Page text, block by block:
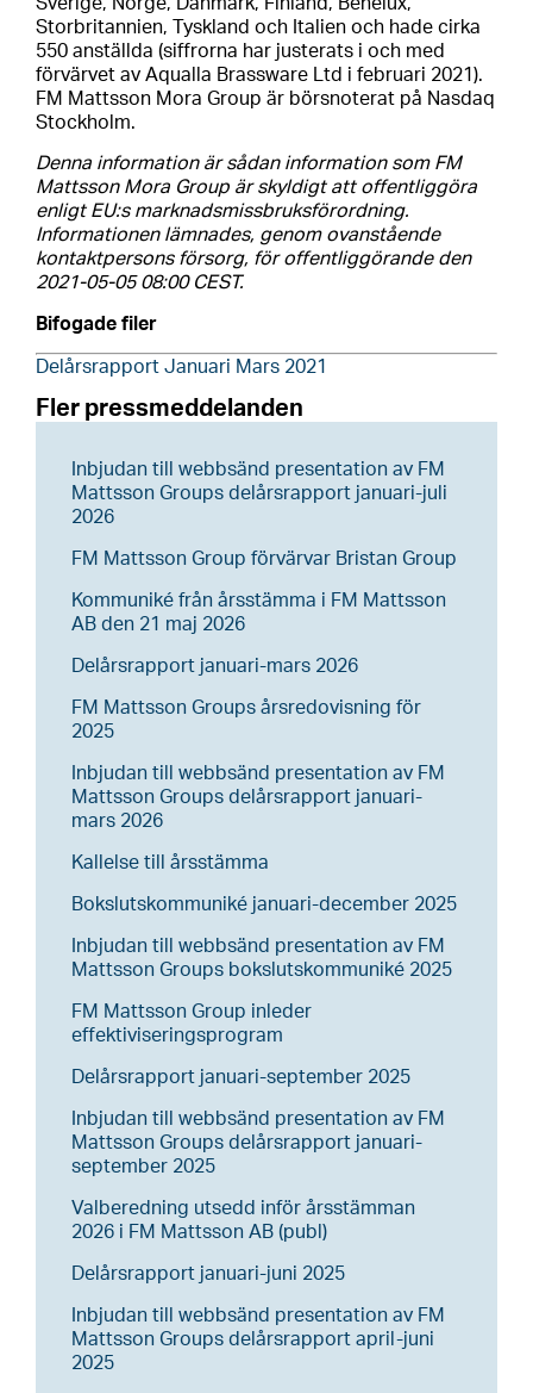
Storbritannien, Tyskland och Italien och hade cirka
550 anställda (siffrorna har justerats i och med
förvärvet av Aqualla Brassware Ltd i februari 2021).
FM Mattsson Mora Group är börsnoterat på Nasdaq
Stockholm.
Denna information är sådan information som FM
Mattsson Mora Group är skyldigt att offentliggöra
enligt EU:s marknadsmissbruksförordning.
Informationen lämnades, genom ovanstående
kontaktpersons försorg, för offentliggörande den
2021-05-05 08:00 CEST.
Bifogade filer
Delårsrapport Januari Mars 2021
Fler pressmeddelanden
Inbjudan till webbsänd presentation av FM
Mattsson Groups delårsrapport januari-juli
2026
FM Mattsson Group förvärvar Bristan Group
Kommuniké från årsstämma i FM Mattsson
AB den 21 maj 2026
Delårsrapport januari-mars 2026
FM Mattsson Groups årsredovisning för
2025
Inbjudan till webbsänd presentation av FM
Mattsson Groups delårsrapport januari-
mars 2026
Kallelse till årsstämma
Bokslutskommuniké januari-december 2025
Inbjudan till webbsänd presentation av FM
Mattsson Groups bokslutskommuniké 2025
FM Mattsson Group inleder
effektiviseringsprogram
Delårsrapport januari-september 2025
Inbjudan till webbsänd presentation av FM
Mattsson Groups delårsrapport januari-
september 2025
Valberedning utsedd inför årsstämman
2026 i FM Mattsson AB (publ)
Delårsrapport januari-juni 2025
Inbjudan till webbsänd presentation av FM
Mattsson Groups delårsrapport april-juni
2025